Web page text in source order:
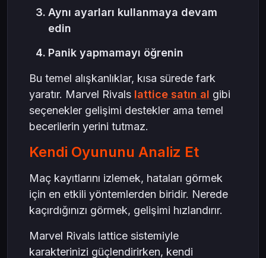
Aynı ayarları kullanmaya devam
edin
Panik yapmamayı öğrenin
Bu temel alışkanlıklar, kısa sürede fark
yaratır. Marvel Rivals lattice satın al gibi
seçenekler gelişimi destekler ama temel
becerilerin yerini tutmaz.
Kendi Oyununu Analiz Et
Maç kayıtlarını izlemek, hataları görmek
için en etkili yöntemlerden biridir. Nerede
kaçırdığınızı görmek, gelişimi hızlandırır.
Marvel Rivals lattice sistemiyle
karakterinizi güçlendirirken, kendi